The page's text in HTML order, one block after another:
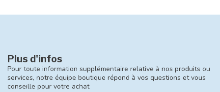
Plus d'infos
Pour toute information supplémentaire relative à nos produits ou
services, notre équipe boutique répond à vos questions et vous
conseille pour votre achat